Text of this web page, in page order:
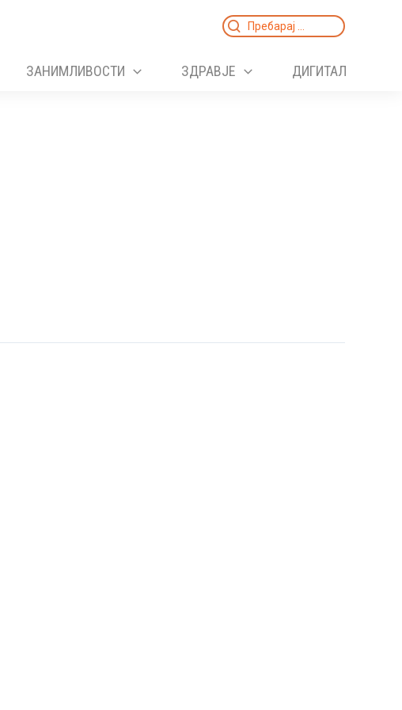
Search
ЗАНИМЛИВОСТИ ЗДРАВЈЕ ДИГИТАЛ